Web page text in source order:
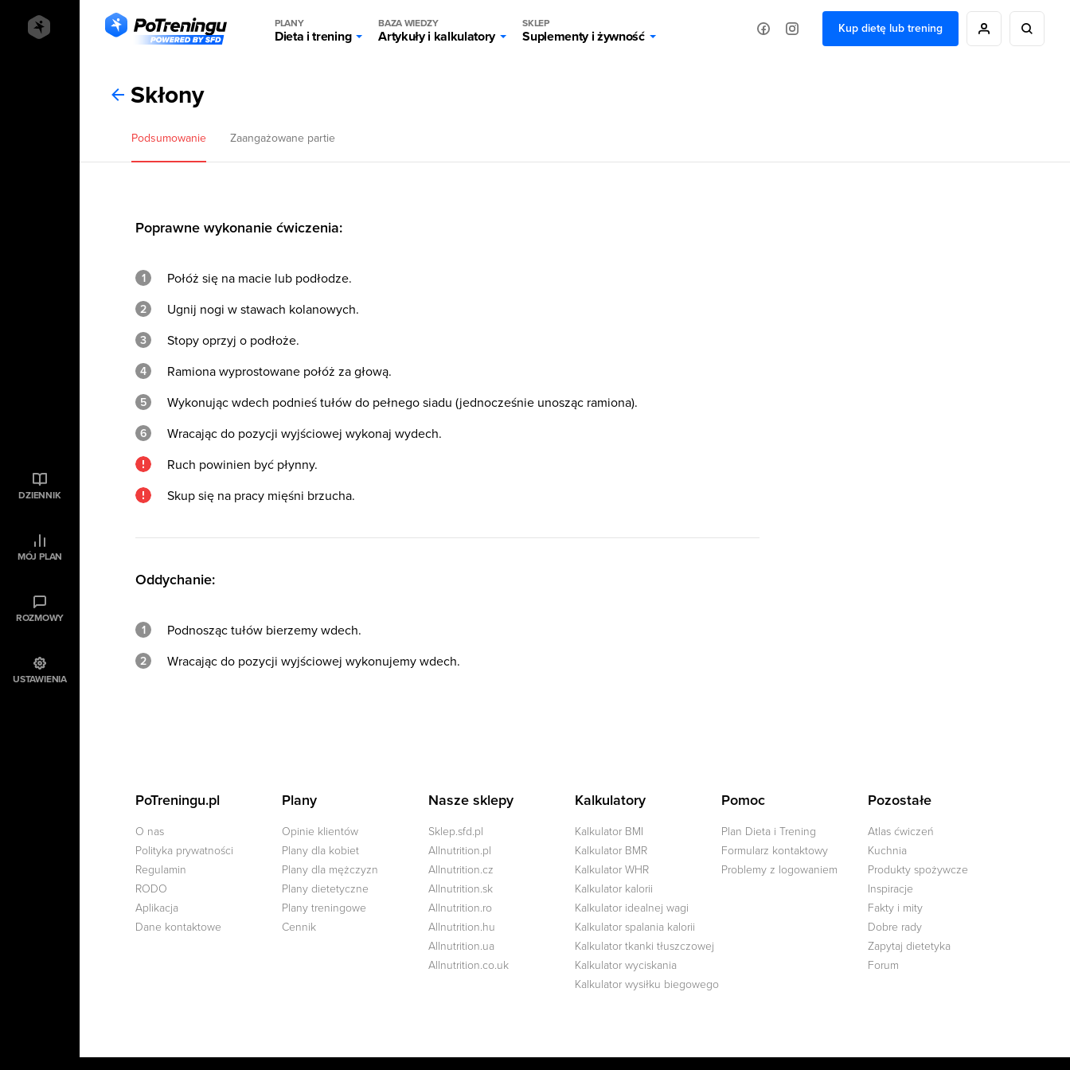
PLANY
Dieta i trening
BAZA WIEDZY
Artykuły i kalkulatory
SKLEP
Suplementy i żywność
Kup dietę lub trening
DZIENNIK
MÓJ PLAN
ROZMOWY
USTAWIENIA
Skłony
Podsumowanie Zaangażowane partie
Poprawne wykonanie ćwiczenia:
Połóż się na macie lub podłodze.
Ugnij nogi w stawach kolanowych.
Stopy oprzyj o podłoże.
Ramiona wyprostowane połóż za głową.
Wykonując wdech podnieś tułów do pełnego siadu (jednocześnie unosząc ramiona).
Wracając do pozycji wyjściowej wykonaj wydech.
Ruch powinien być płynny.
Skup się na pracy mięśni brzucha.
Oddychanie:
Podnosząc tułów bierzemy wdech.
Wracając do pozycji wyjściowej wykonujemy wdech.
PoTreningu.pl
O nas
Polityka prywatności
Regulamin
RODO
Aplikacja
Dane kontaktowe
Plany
Opinie klientów
Plany dla kobiet
Plany dla mężczyzn
Plany dietetyczne
Plany treningowe
Cennik
Nasze sklepy
Sklep.sfd.pl
Allnutrition.pl
Allnutrition.cz
Allnutrition.sk
Allnutrition.ro
Allnutrition.hu
Allnutrition.ua
Allnutrition.co.uk
Kalkulatory
Kalkulator BMI
Kalkulator BMR
Kalkulator WHR
Kalkulator kalorii
Kalkulator idealnej wagi
Kalkulator spalania kalorii
Kalkulator tkanki tłuszczowej
Kalkulator wyciskania
Kalkulator wysiłku biegowego
Pomoc
Plan Dieta i Trening
Formularz kontaktowy
Problemy z logowaniem
Pozostałe
Atlas ćwiczeń
Kuchnia
Produkty spożywcze
Inspiracje
Fakty i mity
Dobre rady
Zapytaj dietetyka
Forum